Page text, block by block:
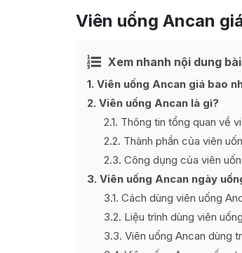
Viên uống Ancan
Xem nhanh nội dung
1 Viên uống Ancan giá bao
2 Viên uống Ancan là gì?
2.1 Thông tin tổng quan về
2.2 Thành phần của viên
2.3 Công dụng của viên
3 Viên uống Ancan ngày
3.1 Cách dùng viên uống
3.2 Liệu trình dùng viên
3.3 Viên uống Ancan dùng